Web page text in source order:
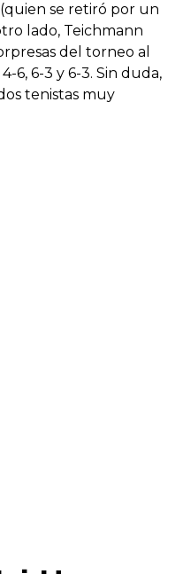
se retiró por un
lado, Teichmann
del torneo al
6, 6-3 y 6-3. Sin duda,
tenistas muy